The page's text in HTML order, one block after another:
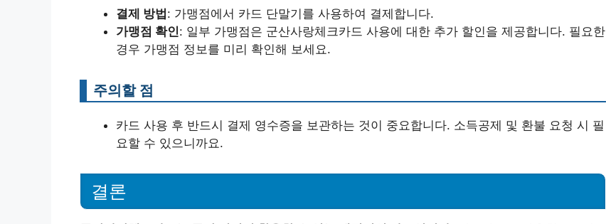
결제 방법 : 가맹점에서 카드 단말기를 사용하여 결제합니다.
가맹점 확인: 일부 가맹점은 군산사랑체크카드 사용에 대한 추가 할인을 제공합니다. 필요한
경우 가맹점 정보를 미리 확인해 보세요.
주의할 점
카드 사용 후 반드시 결제 영수증을 보관하는 것이 중요합니다. 소득공제 및 환불 요청 시 필
요할 수 있으니까요.
결론